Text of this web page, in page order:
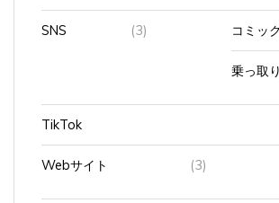
SNS (3) コミッ
乗っ取
TikTok
Webサイト (3)
Webブラウザ (2)